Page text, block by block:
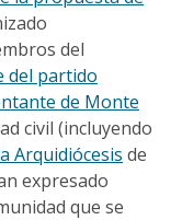
del
del partido
de Monte
civil (incluyendo
Arquidiócesis de
expresado
que se